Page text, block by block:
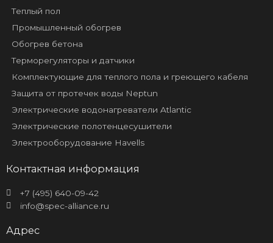
Теплый пол
Промышленный обогрев
Обогрев бетона
Терморегуляторы и датчики
Комплектующие для теплого пола и греющего кабеля
Защита от протечек воды Neptun
Электрические водонагреватели Atlantic
Электрические полотенцесушители
Электрооборудование Havells
Контактная информация
+7 (495) 640-09-42
info@spec-alliance.ru
Адрес